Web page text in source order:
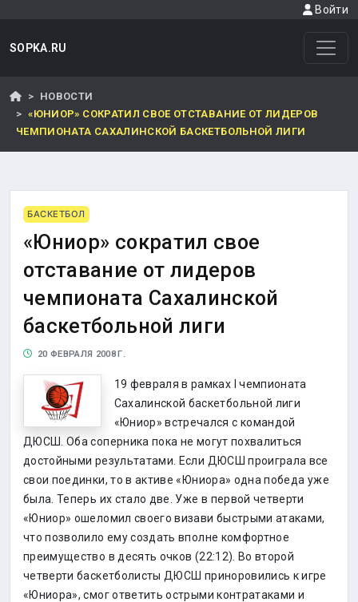
Войти
SOPKA.RU
НОВОСТИ
«ЮНИОР» СОКРАТИЛ СВОЕ ОТСТАВАНИЕ ОТ ЛИДЕРОВ
ЧЕМПИОНАТА САХАЛИНСКОЙ БАСКЕТБОЛЬНОЙ ЛИГИ
БАСКЕТБОЛ
«Юниор» сократил свое
отставание от лидеров
чемпионата Сахалинской
баскетбольной лиги
20 ФЕВРАЛЯ 2008 Г.
19 февраля в рамках I чемпионата
Сахалинской баскетбольной лиги
«Юниор» встречался с командой
ДЮСШ. Оба соперника пока не могут похвалиться
достойными результатами. Если ДЮСШ проиграла все
свои поединки, то в активе «Юниора» одна победа уже
была. Теперь их стало две. Уже в первой четверти
«Юниор» ошеломил своего визави быстрыми атаками,
что позволило ему создать вполне комфортное
преимущество в десять очков (22:12). Во второй
четверти баскетболисты ДЮСШ приноровились к игре
«Юниора», смог ответить острыми контратаками и